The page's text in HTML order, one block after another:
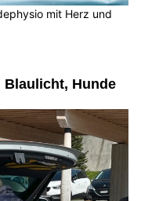
mit Herz und
Blaulicht, Hunde